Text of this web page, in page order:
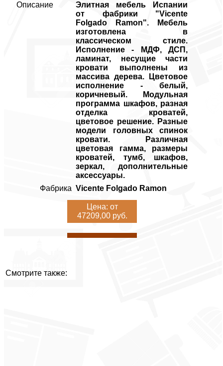
Описание
Элитная мебель Испании
от фабрики "Vicente
Folgado Ramon". Мебель
изготовлена в
классическом стиле.
Исполнение - МДФ, ДСП,
ламинат, несущие части
кровати выполнены из
массива дерева. Цветовое
исполнение - белый,
коричневый. Модульная
программа шкафов, разная
отделка кроватей,
цветовое решение. Разные
модели головных спинок
кровати. Различная
цветовая гамма, размеры
кроватей, тумб, шкафов,
зеркал, дополнительные
аксессуары.
Фабрика Vicente Folgado Ramon
Цена: от
47209,00 руб.
Смотрите также: